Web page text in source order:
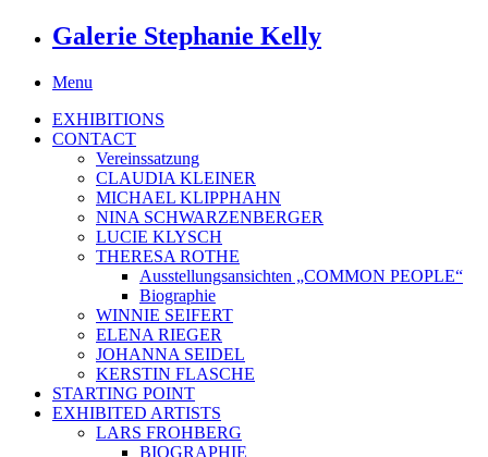
Galerie Stephanie Kelly
Menu
EXHIBITIONS
CONTACT
Vereinssatzung
CLAUDIA KLEINER
MICHAEL KLIPPHAHN
NINA SCHWARZENBERGER
LUCIE KLYSCH
THERESA ROTHE
Ausstellungsansichten „COMMON PEOPLE“
Biographie
WINNIE SEIFERT
ELENA RIEGER
JOHANNA SEIDEL
KERSTIN FLASCHE
STARTING POINT
EXHIBITED ARTISTS
LARS FROHBERG
BIOGRAPHIE